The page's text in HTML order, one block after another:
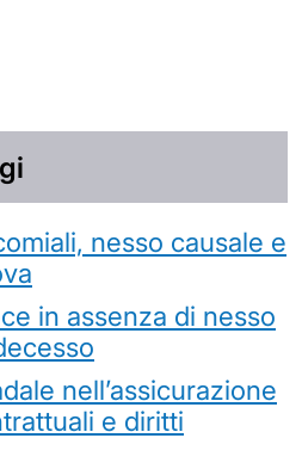
nesso causale e
in assenza di nesso
nell’assicurazione
e diritti